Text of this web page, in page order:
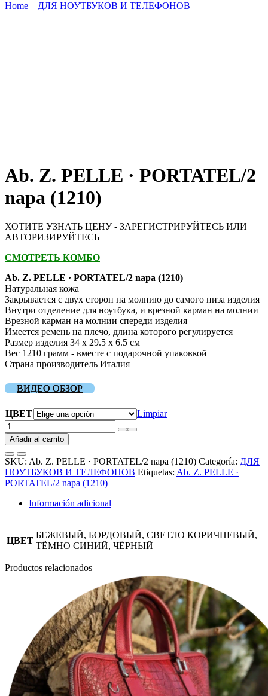
Home
ДЛЯ НОУТБУКОВ И ТЕЛЕФОНОВ
Ab. Z. PELLE · PORTATEL/2
napa (1210)
ХОТИТЕ УЗНАТЬ ЦЕНУ - ЗАРЕГИСТРИРУЙТЕСЬ ИЛИ
АВТОРИЗИРУЙТЕСЬ
СМОТРЕТЬ КОМБО
Ab. Z. PELLE · PORTATEL/2 napa (1210)
Натуральная кожа
Закрывается с двух сторон на молнию до самого низа изделия
Внутри отделение для ноутбука, и врезной карман на молнии
Врезной карман на молнии спереди изделия
Имеется ремень на плечо, длина которого регулируется
Размер изделия 34 х 29.5 х 6.5 см
Вес 1210 грамм - вместе с подарочной упаковкой
Страна производитель Италия
ВИДЕО ОБЗОР
ЦВЕТ
Limpiar
Ab.
Z.
PELLE
·
PORTATEL/2
napa
(1210)
cantidad
Añadir al carrito
SKU: Ab. Z. PELLE · PORTATEL/2 napa (1210) Categoría: ДЛЯ
НОУТБУКОВ И ТЕЛЕФОНОВ Etiquetas: Ab. Z. PELLE ·
PORTATEL/2 napa (1210)
Información adicional
ЦВЕТ
БЕЖЕВЫЙ, БОРДОВЫЙ, СВЕТЛО КОРИЧНЕВЫЙ,
ТЁМНО СИНИЙ, ЧЁРНЫЙ
Productos relacionados